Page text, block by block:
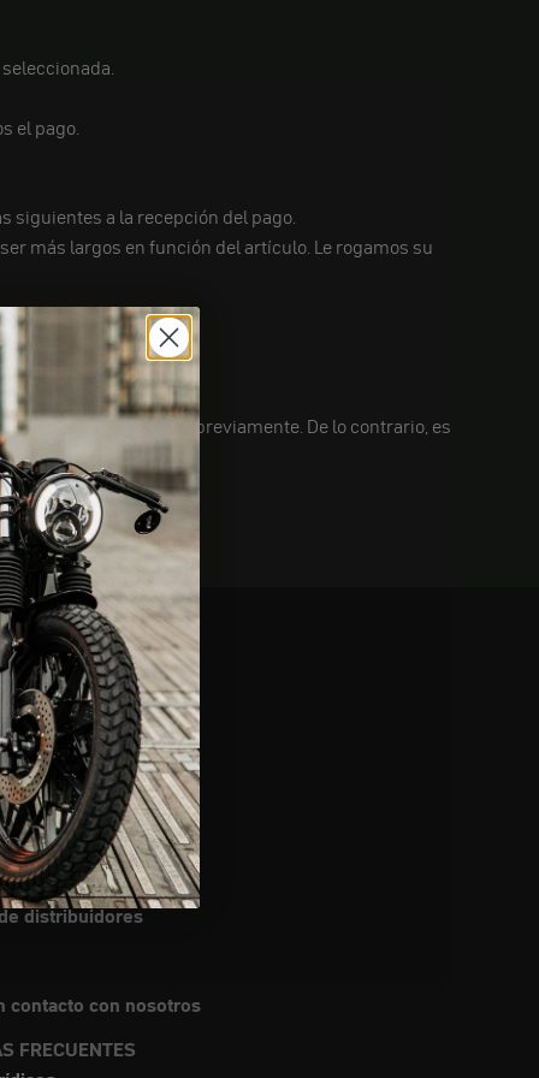
el pago.
siguientes a la recepción del pago.
más largos en función del artículo. Le rogamos su
una cita con nosotros previamente. De lo contrario, es
de uso
información
distribuidores
contacto con nosotros
FRECUENTES